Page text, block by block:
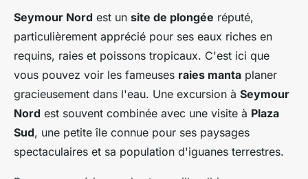
Seymour Nord est un site de plongée réputé,
particulièrement apprécié pour ses eaux riches en
requins, raies et poissons tropicaux. C'est ici que
vous pouvez voir les fameuses raies manta planer
gracieusement dans l'eau. Une excursion à Seymour
Nord est souvent combinée avec une visite à Plaza
Sud, une petite île connue pour ses paysages
spectaculaires et sa population d'iguanes terrestres.